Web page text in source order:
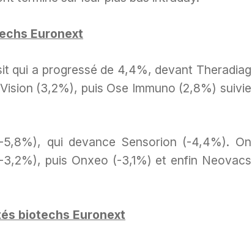
Euronext
qui a progressé de 4,4%, devant Theradiag
(3,2%), puis Ose Immuno (2,8%) suivie
qui devance Sensorion (-4,4%). On
puis Onxeo (-3,1%) et enfin Neovacs
biotechs Euronext